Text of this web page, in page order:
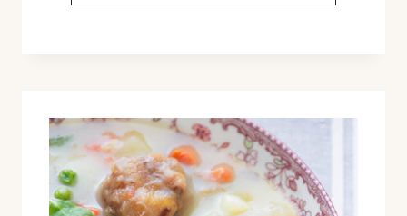
PLANO
FRANCESAS
AL
VINAGRE
BALSÁMICO